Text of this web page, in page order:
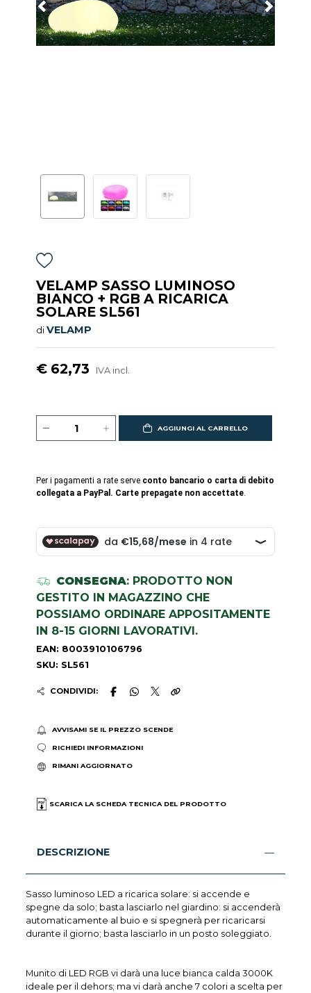
VELAMP SASSO LUMINOSO
BIANCO + RGB A RICARICA
SOLARE SL561
diVELAMP
€ 62,73 IVA incl.
AGGIUNGI AL CARRELLO
Per i pagamenti a rate serve conto bancario o carta di debito
collegata a PayPal. Carte prepagate non accettate.
CONSEGNA: PRODOTTO NON
GESTITO IN MAGAZZINO CHE
POSSIAMO ORDINARE APPOSITAMENTE
IN 8-15 GIORNI LAVORATIVI.
EAN: 8003910106796
SKU: SL561
CONDIVIDI:
AVVISAMI SE IL PREZZO SCENDE
RICHIEDI INFORMAZIONI
RIMANI AGGIORNATO
SCARICA LA SCHEDA TECNICA DEL PRODOTTO
DESCRIZIONE
Sasso luminoso LED a ricarica solare: si accende e
spegne da solo; basta lasciarlo nel giardino: si accenderà
automaticamente al buio e si spegnerà per ricaricarsi
durante il giorno; basta lasciarlo in un posto soleggiato.
Munito di LED RGB vi darà una luce bianca calda 3000K
ideale per il dehors; ma vi darà anche 7 colori a scelta per